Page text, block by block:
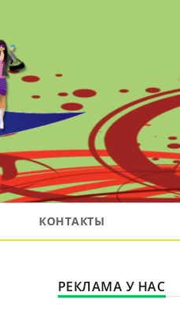
КОНТАКТЫ
РЕКЛАМА У НАС